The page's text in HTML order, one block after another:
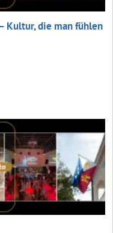
Kultur, die man fühlen